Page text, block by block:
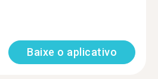
Baixe o aplicativo